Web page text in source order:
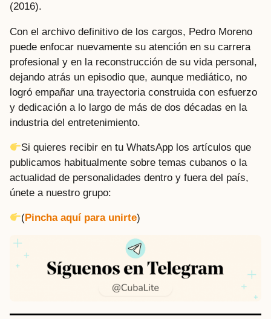
(2016).
Con el archivo definitivo de los cargos, Pedro Moreno
puede enfocar nuevamente su atención en su carrera
profesional y en la reconstrucción de su vida personal,
dejando atrás un episodio que, aunque mediático, no
logró empañar una trayectoria construida con esfuerzo
y dedicación a lo largo de más de dos décadas en la
industria del entretenimiento.
Si quieres recibir en tu WhatsApp los artículos que
publicamos habitualmente sobre temas cubanos o la
actualidad de personalidades dentro y fuera del país,
únete a nuestro grupo:
(Pincha aquí para unirte)